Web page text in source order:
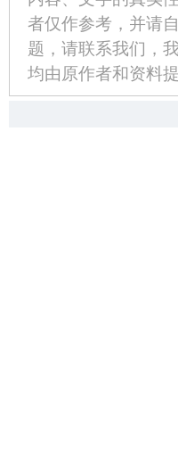
者仅作参考，并请
题，请联系我们，
均由原作者和资料